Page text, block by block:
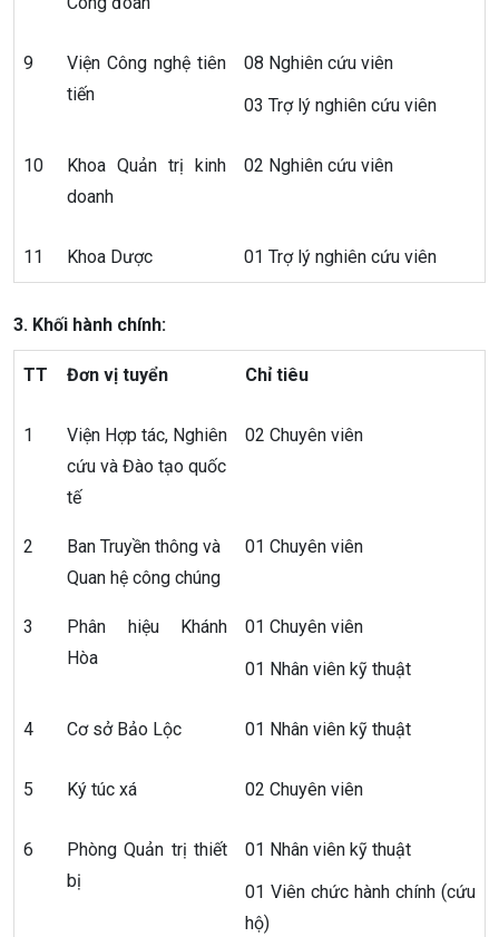
9
Viện Công nghệ tiên
tiến
08 Nghiên cứu viên
03 Trợ lý nghiên cứu viên
10
Khoa Quản trị kinh
doanh
02 Nghiên cứu viên
11 Khoa Dược 01 Trợ lý nghiên cứu viên
3. Khối hành chính:
TT Đơn vị tuyển Chỉ tiêu
1
Viện Hợp tác, Nghiên
cứu và Đào tạo quốc
tế
02 Chuyên viên
2
Ban Truyền thông và
Quan hệ công chúng
01 Chuyên viên
3
Phân hiệu Khánh
Hòa
01 Chuyên viên
01 Nhân viên kỹ thuật
4 Cơ sở Bảo Lộc 01 Nhân viên kỹ thuật
5 Ký túc xá 02 Chuyên viên
6
Phòng Quản trị thiết
bị
01 Nhân viên kỹ thuật
01 Viên chức hành chính (cứu
hộ)